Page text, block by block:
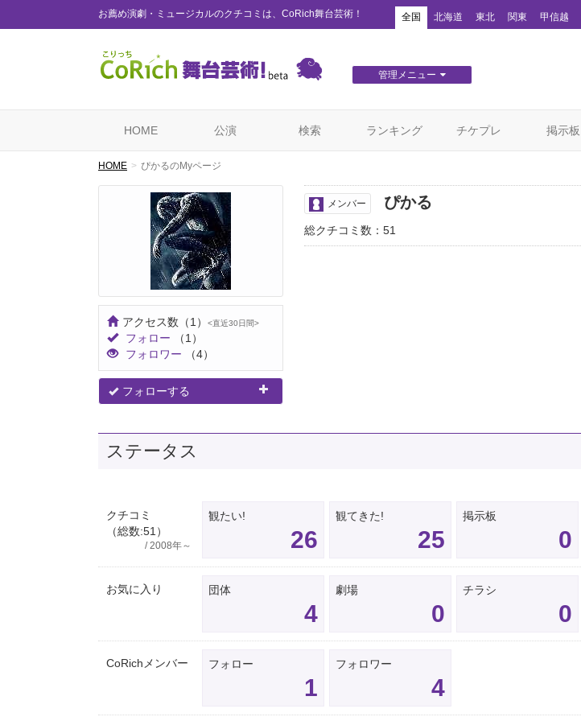
お薦め演劇・ミュージカルのクチコミは、CoRich舞台芸術！ 全国 北海道 東北 関東 甲信越
管理メニュー
HOME 公演 検索 ランキング チケプレ 掲示板
HOME ぴかるのMyページ
アクセス数 （1） <直近30日間>
フォロー
（1）
フォロワー
（4）
フォローする
メンバー ぴかる
総クチコミ数：51
ステータス
クチコミ
（総数:51）
/ 2008年～
観たい!
26
観てきた!
25
掲示板
0
お気に入り 団体
4
劇場
0
チラシ
0
CoRichメンバー フォロー
1
フォロワー
4